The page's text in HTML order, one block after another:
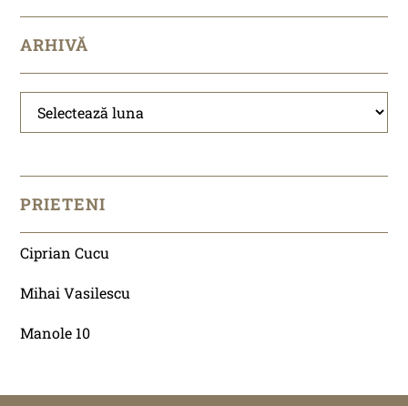
ARHIVĂ
Arhivă
PRIETENI
Ciprian Cucu
Mihai Vasilescu
Manole 10